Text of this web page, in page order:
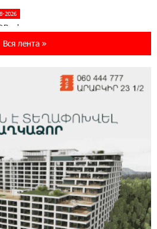
2026
- рядом со стартапами на
Summit
приложении Юнибанка теперь
бонусы в играх»: IDBank
о кибератаках на школьников
2026
будет расширяться. Когда-
поймёт и рядовой армянин, но
Вся лента »